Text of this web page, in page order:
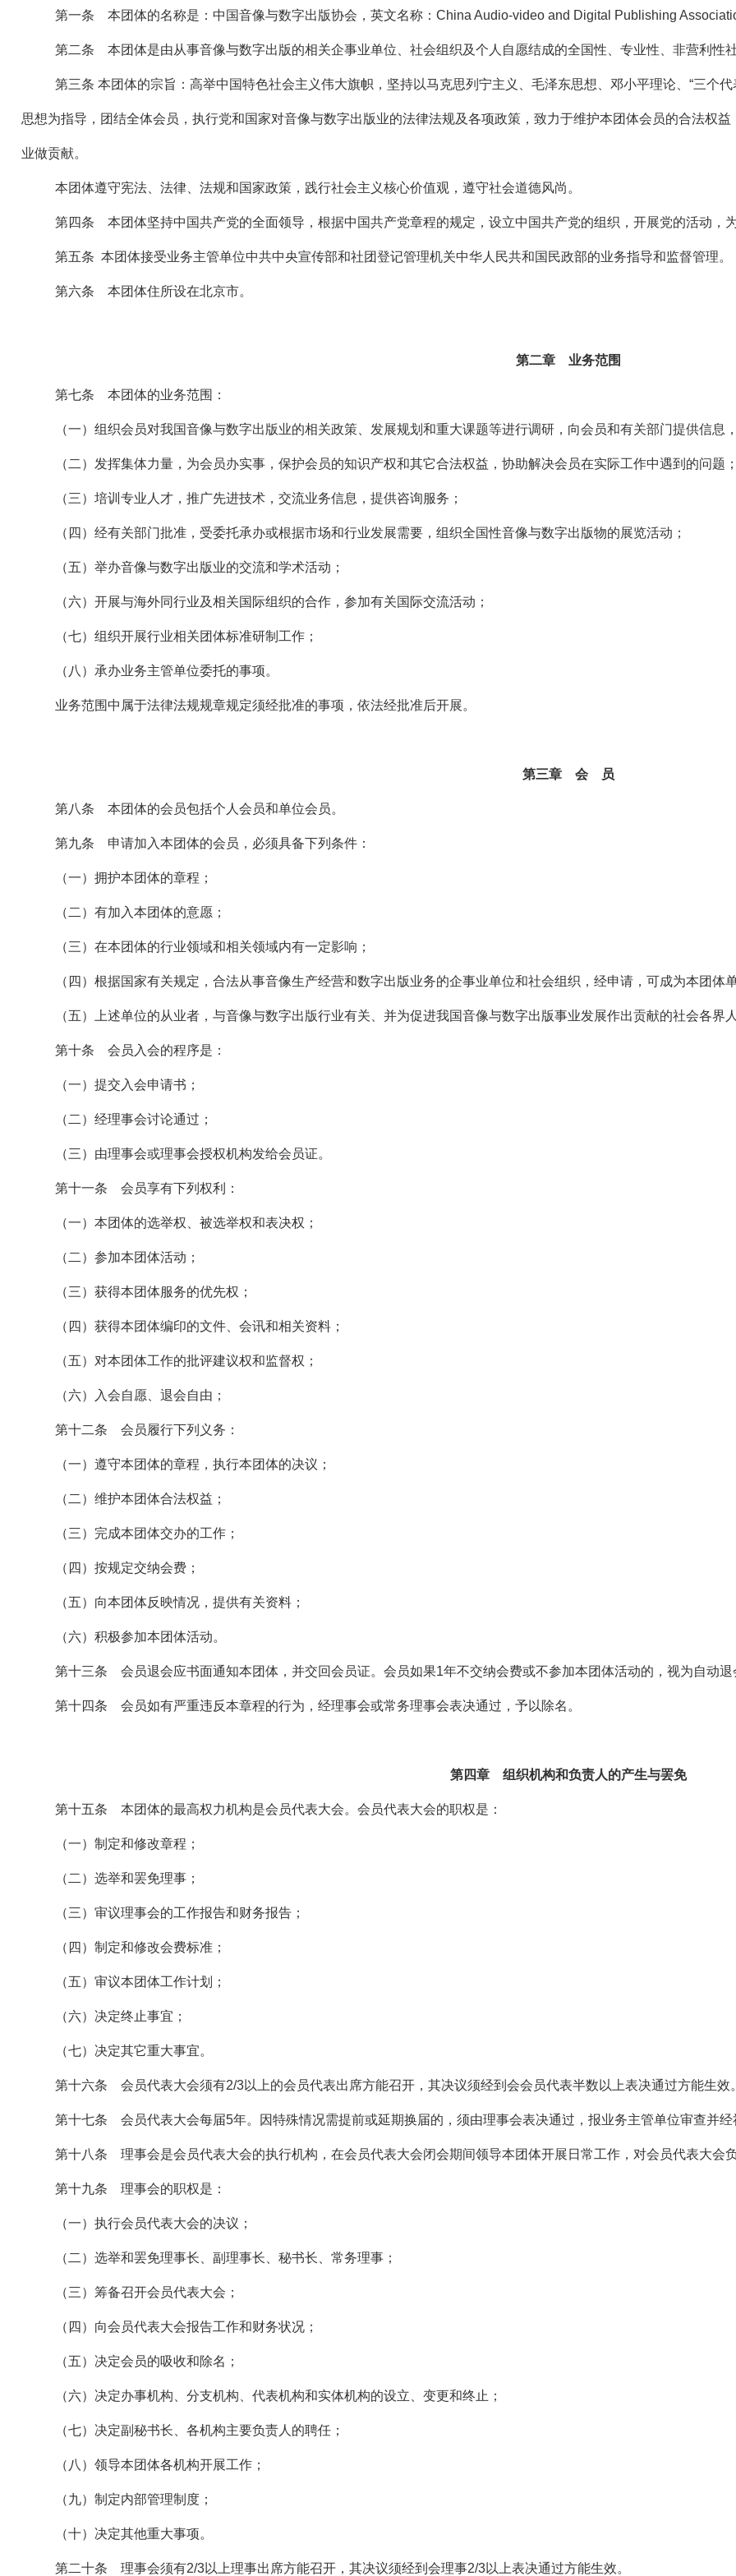
第一条 本团体的名称是：中国音像与数字出版协会，英文名称：China Audio-video and Digital Publishing
第二条 本团体是由从事音像与数字出版的相关企事业单位、社会组织及个人自愿结成的全国性、专业性、非营利性
第三条 本团体的宗旨：高举中国特色社会主义伟大旗帜，坚持以马克思列宁主义、毛泽东思想、邓小平理论、“三个
思想为指导，团结全体会员，执行党和国家对音像与数字出版业的法律法规及各项政策，致力于维护本团体会员的合法权
业做贡献。
本团体遵守宪法、法律、法规和国家政策，践行社会主义核心价值观，遵守社会道德风尚。
第四条 本团体坚持中国共产党的全面领导，根据中国共产党章程的规定，设立中国共产党的组织，开展党的活动，
第五条 本团体接受业务主管单位中共中央宣传部和社团登记管理机关中华人民共和国民政部的业务指导和监督管理。
第六条 本团体住所设在北京市。
第二章 业务范围
第七条 本团体的业务范围：
（一）组织会员对我国音像与数字出版业的相关政策、发展规划和重大课题等进行调研，向会员和有关部门提供信息
（二）发挥集体力量，为会员办实事，保护会员的知识产权和其它合法权益，协助解决会员在实际工作中遇到的问题
（三）培训专业人才，推广先进技术，交流业务信息，提供咨询服务；
（四）经有关部门批准，受委托承办或根据市场和行业发展需要，组织全国性音像与数字出版物的展览活动；
（五）举办音像与数字出版业的交流和学术活动；
（六）开展与海外同行业及相关国际组织的合作，参加有关国际交流活动；
（七）组织开展行业相关团体标准研制工作；
（八）承办业务主管单位委托的事项。
业务范围中属于法律法规规章规定须经批准的事项，依法经批准后开展。
第三章 会 员
第八条 本团体的会员包括个人会员和单位会员。
第九条 申请加入本团体的会员，必须具备下列条件：
（一）拥护本团体的章程；
（二）有加入本团体的意愿；
（三）在本团体的行业领域和相关领域内有一定影响；
（四）根据国家有关规定，合法从事音像生产经营和数字出版业务的企事业单位和社会组织，经申请，可成为本团体
（五）上述单位的从业者，与音像与数字出版行业有关、并为促进我国音像与数字出版事业发展作出贡献的社会各界
第十条 会员入会的程序是：
（一）提交入会申请书；
（二）经理事会讨论通过；
（三）由理事会或理事会授权机构发给会员证。
第十一条 会员享有下列权利：
（一）本团体的选举权、被选举权和表决权；
（二）参加本团体活动；
（三）获得本团体服务的优先权；
（四）获得本团体编印的文件、会讯和相关资料；
（五）对本团体工作的批评建议权和监督权；
（六）入会自愿、退会自由；
第十二条 会员履行下列义务：
（一）遵守本团体的章程，执行本团体的决议；
（二）维护本团体合法权益；
（三）完成本团体交办的工作；
（四）按规定交纳会费；
（五）向本团体反映情况，提供有关资料；
（六）积极参加本团体活动。
第十三条 会员退会应书面通知本团体，并交回会员证。会员如果1年不交纳会费或不参加本团体活动的，视为自动退
第十四条 会员如有严重违反本章程的行为，经理事会或常务理事会表决通过，予以除名。
第四章 组织机构和负责人的产生与罢免
第十五条 本团体的最高权力机构是会员代表大会。会员代表大会的职权是：
（一）制定和修改章程；
（二）选举和罢免理事；
（三）审议理事会的工作报告和财务报告；
（四）制定和修改会费标准；
（五）审议本团体工作计划；
（六）决定终止事宜；
（七）决定其它重大事宜。
第十六条 会员代表大会须有2/3以上的会员代表出席方能召开，其决议须经到会会员代表半数以上表决通过方能生效
第十七条 会员代表大会每届5年。因特殊情况需提前或延期换届的，须由理事会表决通过，报业务主管单位审查并
第十八条 理事会是会员代表大会的执行机构，在会员代表大会闭会期间领导本团体开展日常工作，对会员代表大会
第十九条 理事会的职权是：
（一）执行会员代表大会的决议；
（二）选举和罢免理事长、副理事长、秘书长、常务理事；
（三）筹备召开会员代表大会；
（四）向会员代表大会报告工作和财务状况；
（五）决定会员的吸收和除名；
（六）决定办事机构、分支机构、代表机构和实体机构的设立、变更和终止；
（七）决定副秘书长、各机构主要负责人的聘任；
（八）领导本团体各机构开展工作；
（九）制定内部管理制度；
（十）决定其他重大事项。
第二十条 理事会须有2/3以上理事出席方能召开，其决议须经到会理事2/3以上表决通过方能生效。